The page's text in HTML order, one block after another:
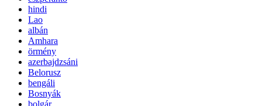
hindi
Lao
albán
Amhara
örmény
azerbajdzsáni
Belorusz
bengáli
Bosnyák
bolgár